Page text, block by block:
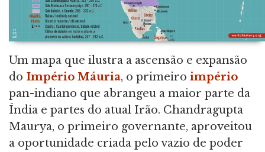
Um mapa que ilustra a ascensão e expansão
do Império Máuria, o primeiro império
pan-indiano que abrangeu a maior parte da
Índia e partes do atual Irão. Chandragupta
Maurya, o primeiro governante, aproveitou
a oportunidade criada pelo vazio de poder